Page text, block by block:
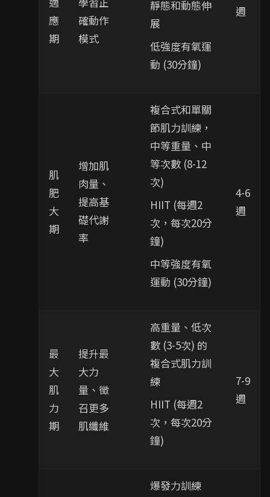
應
期
確動作
模式
靜態和動態伸
展
低強度有氧運
動 (30分鐘)
週
肌
肥
大
期
增加肌
肉量、
提高基
礎代謝
率
複合式和單關
節肌力訓練，
中等重量、中
等次數 (8-12
次)
HIIT (每週2
次，每次20分
鐘)
中等強度有氧
運動 (30分鐘)
4-6
週
最
大
肌
力
期
提升最
大力
量、徵
召更多
肌纖維
高重量、低次
數 (3-5次) 的
複合式肌力訓
練
HIIT (每週2
次，每次20分
鐘)
7-9
週
爆發力訓練